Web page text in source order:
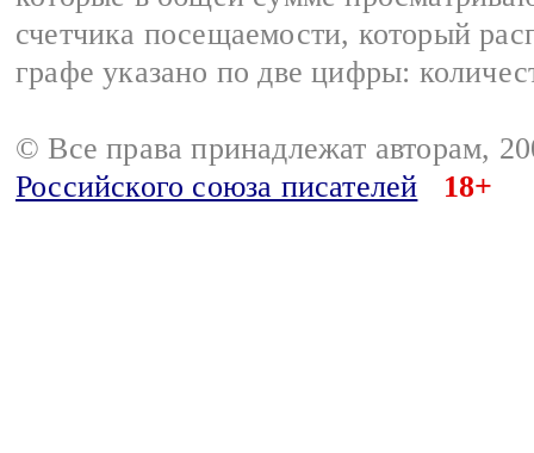
счетчика посещаемости, который
графе указано по две цифры:
© Все права принадлежат авторам,
Российского союза писателей
18+